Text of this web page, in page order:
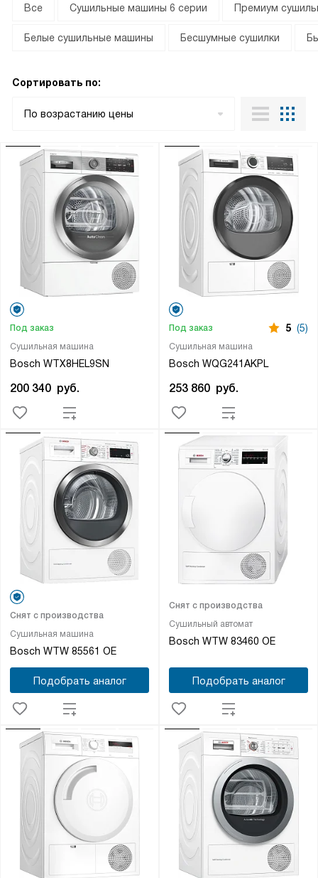
Все Сушильные машины 6 серии Премиум
Белые сушильные машины Бесшумные сушилки
Сортировать по:
По возрастанию цены
Сушильная машина
Bosch WTX8HEL9SN
Под заказ
200 340 руб.
Сушильная машина
Bosch WQG241AKPL
Под заказ 5 (5)
253 860 руб.
Сушильная машина
Bosch WTW 85561 OE
Снят с производства
Подобрать аналог
Сушильный автомат
Bosch WTW 83460 OE
Снят с производства
Подобрать аналог